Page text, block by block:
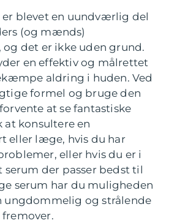
er blevet en uundværlig del
(og mænds)
det er ikke uden grund.
en effektiv og målrettet
aldring i huden. Ved
formel og bruge den
at se fantastiske
at konsultere en
eller læge, hvis du har
eller hvis du er i
der passer bedst til
serum har du muligheden
ungdommelig og strålende